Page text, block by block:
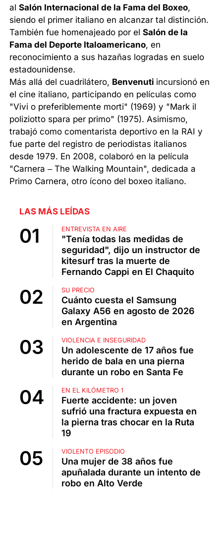
alSalón Internacional de la Fama del Boxeo,
siendo el primer italiano en alcanzar tal distinción.
También fue homenajeado por elSalón de la
Fama del Deporte Italoamericano, en
reconocimiento a sus hazañas logradas en suelo
estadounidense.
Más allá del cuadrilátero, Benvenuti incursionó en
el cine italiano, participando en películas como
"Vivi o preferiblemente morti" (1969) y "Mark il
poliziotto spara per primo" (1975). Asimismo,
trabajó como comentarista deportivo en la RAI y
fue parte del registro de periodistas italianos
desde 1979. En 2008, colaboró en la película
"Carnera – The Walking Mountain", dedicada a
Primo Carnera, otro ícono del boxeo italiano.
LAS MÁS LEÍDAS
ENTREVISTA EN AIRE
"Tenía todas las medidas de
seguridad", dijo un instructor de
kitesurf tras la muerte de
Fernando Cappi en El Chaquito
SU PRECIO
Cuánto cuesta el Samsung
Galaxy A56 en agosto de 2026
en Argentina
VIOLENCIA E INSEGURIDAD
Un adolescente de 17 años fue
herido de bala en una pierna
durante un robo en Santa Fe
EN EL KILÓMETRO 1
Fuerte accidente: un joven
sufrió una fractura expuesta en
la pierna tras chocar en la Ruta
19
VIOLENTO EPISODIO
Una mujer de 38 años fue
apuñalada durante un intento de
robo en Alto Verde